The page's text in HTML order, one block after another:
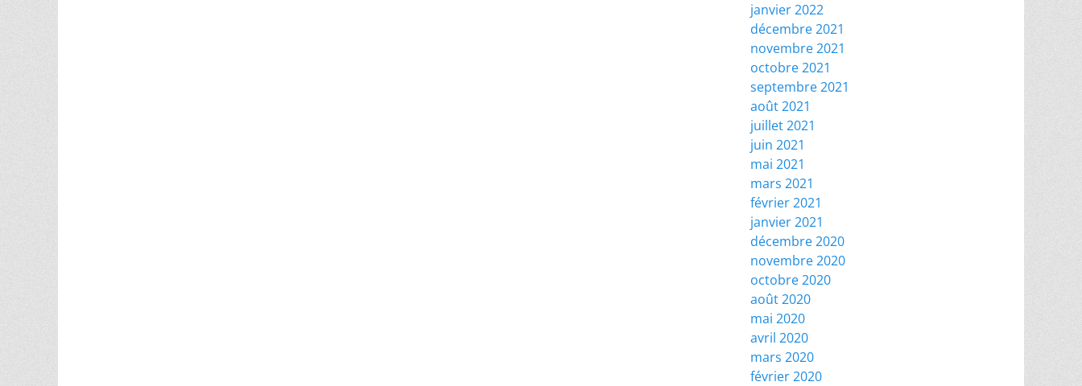
janvier 2022
décembre 2021
novembre 2021
octobre 2021
septembre 2021
août 2021
juillet 2021
juin 2021
mai 2021
mars 2021
février 2021
janvier 2021
décembre 2020
novembre 2020
octobre 2020
août 2020
mai 2020
avril 2020
mars 2020
février 2020